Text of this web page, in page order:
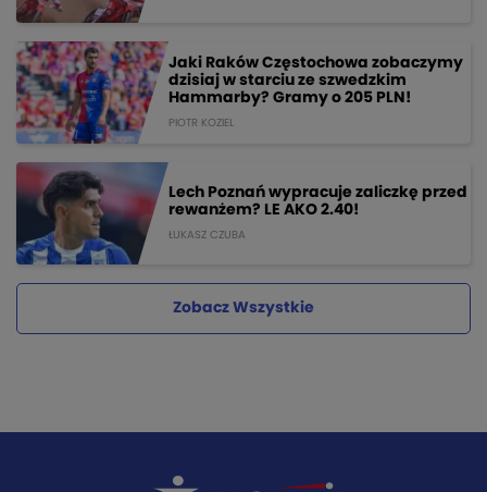
Jaki Raków Częstochowa zobaczymy
dzisiaj w starciu ze szwedzkim
Hammarby? Gramy o 205 PLN!
PIOTR KOZIEL
Lech Poznań wypracuje zaliczkę przed
rewanżem? LE AKO 2.40!
ŁUKASZ CZUBA
Zobacz Wszystkie